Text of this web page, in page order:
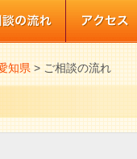
知県>ご相談の流れ